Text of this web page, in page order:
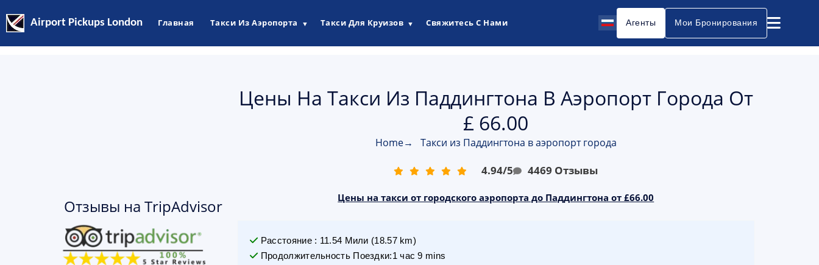
Airport Pickups London Главная Такси Из Аэропорта ▼ Такси Для Круизов ▼ Свяжитесь С Нами Агенты Мои Бронирования
Отзывы на TripAdvisor
Цены На Такси ​​из Паддингтона В Аэропорт Города От
£ 66.00
Home→ Такси из Паддингтона в аэропорт города
4.94/5 4469 Отзывы
Цены на такси от городского аэропорта до Паддингтона от £66.00
Расстояние: 11.54 Мили (18.57km)
Продолжительность Поездки:1 час 9 mins